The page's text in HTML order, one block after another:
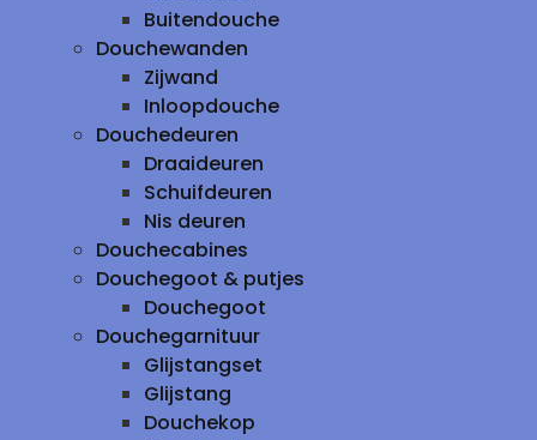
Buitendouche
Douchewanden
Zijwand
Inloopdouche
Douchedeuren
Draaideuren
Schuifdeuren
Nis deuren
Douchecabines
Douchegoot & putjes
Douchegoot
Douchegarnituur
Glijstangset
Glijstang
Douchekop